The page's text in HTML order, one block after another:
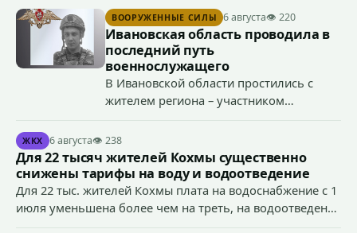
демонстрирование символики экстремистской
организации, если эти действия не содержат признаков
уголовно наказуемого деяния) за размещение
экстремистской символики в сети Интернет.
ВООРУЖЕННЫЕ СИЛЫ 6 августа👁 220
Ивановская область проводила в
последний путь
военнослужащего
В Ивановской области простились с
жителем региона – участником
Антоном Тумановым.
ЖКХ 6 августа👁 238
Для 22 тысяч жителей Кохмы существенно
снижены тарифы на воду и водоотведение
Для 22 тыс. жителей Кохмы плата на водоснабжение с 1
июля уменьшена более чем на треть, на водоотведение